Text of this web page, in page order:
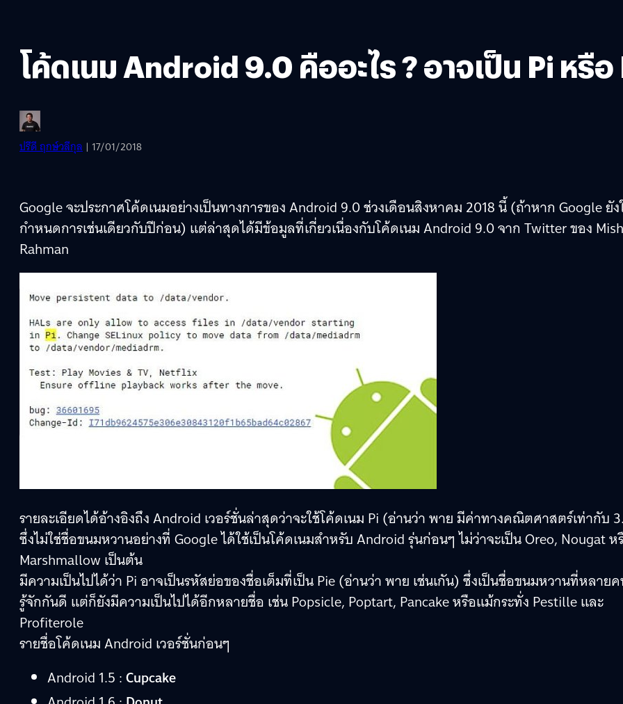
โค้ดเนม Android 9.0 คืออะไร ? อาจเป็น Pi หรือ
ปรีดี ฤกษ์วลีกุล | 17/01/2018
Google จะประกาศโค้ดเนมอย่างเป็นทางการของ Android 9.0 ช่วงเดือนสิงหาคม 2018 นี้ (ถ้าหาก Google ยัง
กำหนดการเช่นเดียวกับปีก่อน) แต่ล่าสุดได้มีข้อมูลที่เกี่ยวเนื่องกับโค้ดเนม Android 9.0 จาก Twitter ของ
Rahman
รายละเอียดได้อ้างอิงถึง Android เวอร์ชั่นล่าสุดว่าจะใช้โค้ดเนม Pi (อ่านว่า พาย มีค่าทางคณิตศาสตร์เท่ากับ
ซึ่งไม่ใช่ชื่อขนมหวานอย่างที่ Google ได้ใช้เป็นโค้ดเนมสำหรับ Android รุ่นก่อนๆ ไม่ว่าจะเป็น Oreo, Nougat ห
Marshmallow เป็นต้น
มีความเป็นไปได้ว่า Pi อาจเป็นรหัสย่อของชื่อเต็มที่เป็น Pie (อ่านว่า พาย เช่นเกัน) ซึ่งเป็นชื่อขนมหวานที่หลาย
รู้จักกันดี แต่ก็ยังมีความเป็นไปได้อีกหลายชื่อ เช่น Popsicle, Poptart, Pancake หรือแม้กระทั่ง Pestille และ
Profiterole
รายชื่อโค้ดเนม Android เวอร์ชั่นก่อนๆ
Android 1.5 :Cupcake